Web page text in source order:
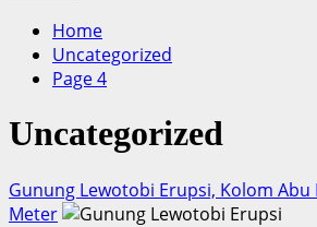
Home
Uncategorized
Page 4
Uncategorized
Gunung Lewotobi Erupsi, Kolom Abu
Meter